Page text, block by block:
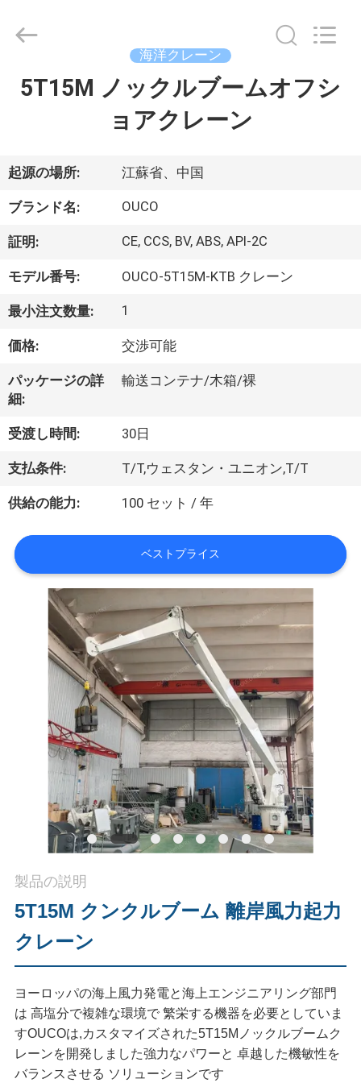
家
製
品
ビ
デ
VR
シ
ョ
ー
わ
た
場
ツ
ア
ー
品
質
2020
INTERNATIONAL
GROUP
海洋クレーン
5T15M ノックルブームオフシ
ョアクレーン
起源の場所: 江蘇省、中国
ブランド名: OUCO
証明: CE, CCS, BV, ABS, API-2C
モデル番号: OUCO-5T15M-KTB クレーン
最小注文数量: 1
価格: 交渉可能
パッケージの詳
細:
輸送コンテナ/木箱/裸
受渡し時間: 30日
支払条件: T/T,ウェスタン・ユニオン,T/T
供給の能力: 100 セット / 年
ベストプライス
製品の説明
5T15M クンクルブーム 離岸風力起力
クレーン
ヨーロッパの海上風力発電と海上エンジニアリング部門
は 高塩分で複雑な環境で 繁栄する機器を必要としていま
すOUCOは,カスタマイズされた5T15Mノックルブームク
レーンを開発しました強力なパワーと 卓越した機敏性を
バランスさせる ソリューションです